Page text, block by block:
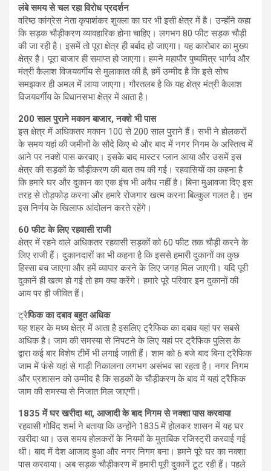
लंबे समय से चल रहा विरोध प्रदर्शन
वरिष्ठ कांग्रेस नेता कृपाशंकर शुक्ला का घर भी इसी क्षेत्र में है। उन्होंने कहा
कि सड़क चौड़ीकरण व्यावहारिक होना चाहिए। लगभग 80 फीट सड़क चौड़ी
की जा रही है। इसमें तो पूरा क्षेत्र ही बर्बाद हो जाएगा। यह कारोबार का मुख्य
क्षेत्र है। पूरा बाजार ही समाप्त हो जाएगा। हमने महापौर पुष्यमित्र भार्गव और
मंत्री कैलाश विजयवर्गीय से मुलाकात की है, हमें उम्मीद है कि इसे सोच
समझकर ही अमल में लाया जाएगा। गौरतलब है कि यह क्षेत्र मंत्री कैलाश
विजयवर्गीय के विधानसभा क्षेत्र में आता है।
200 साल पुराने मकान बाजार, नक्शे भी पास
इस क्षेत्र में अधिकतर मकान 100 से 200 साल पुराने हैं। सभी ने होलकरों
के समय यहां की जमीनों के सौदे किए थे और बाद में नगर निगम के अस्तित्व में
आने पर नक्शे पास करवाए। इसके बाद मास्टर प्लान आया और उसमें इस
क्षेत्र की सड़कों के चौड़ीकरण की बात तय की गई। रहवासियों का कहना है
कि हमारे घर और दुकान का एक इंच भी अवैध नहीं है। बिना मुआवजा दिए इस
तरह से तोड़फोड़ करना और हमारे रोजगार खत्म करना बिल्कुल गलत है। हम
इस निर्णय के खिलाफ आंदोलन करते रहेंगे।
60 फीट के लिए रहवासी राजी
क्षेत्र में रहने वाले अधिकतर रहवासी सड़कों को 60 फीट तक चौड़ी करने के
लिए राजी हैं। दुकानदारों का भी कहना है कि इससे हमारी दुकानों का कुछ
हिस्सा बच जाएगा और हमें व्यापार करने के लिए जगह मिल जाएगी। यदि पूरी
दुकानें ही खत्म हो गई तो हम क्या करेंगे। हमारे पूरे परिवार इन दुकानों की
आय पर ही जीवित हैं।
ट्रैफिक का दबाव बहुत अधिक
यह शहर के मध्य क्षेत्र में आता है इसलिए ट्रैफिक का दबाव यहां पर सबसे
अधिक है। जाम की समस्या से निपटने के लिए यहां पर ट्रैफिक पुलिस के
द्वारा कई बार विशेष टीमें भी लगाई जाती हैं। शाम को 6 बजे बाद बिना ट्रैफिक
जाम में फंसे यहां से गाड़ी निकालना लगभग असंभव सा रहता है। नगर निगम
और प्रशासन को उम्मीद है कि सड़कों के चौड़ीकरण के बाद में यहां ट्रैफिक
जाम की समस्या से निजात मिल जाएगी।
1835 में घर खरीदा था, आजादी के बाद निगम से नक्शा पास करवाया
रहवासी गोविंद शर्मा ने बताया कि उन्होंने 1835 में होलकर शासन में यह घर
खरीदा था। उस समय होलकरों के नियमों के मुताबिक रजिस्ट्री करवाई गई
थी। बाद में देश आजाद हुआ और नगर निगम बना। हमने पूरे घर का नक्शा
पास करवाया। अब सड़क चौड़ीकरण में हमारी पूरी दुकानें टूट रही हैं। पहले